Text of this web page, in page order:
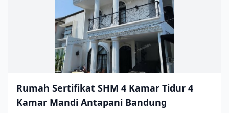
Rumah Sertifikat SHM 4 Kamar Tidur 4
Kamar Mandi Antapani Bandung